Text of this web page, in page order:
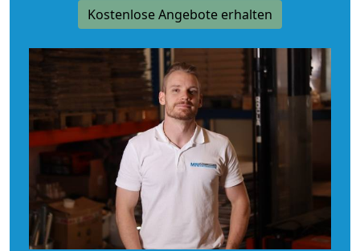
Kostenlose Angebote erhalten